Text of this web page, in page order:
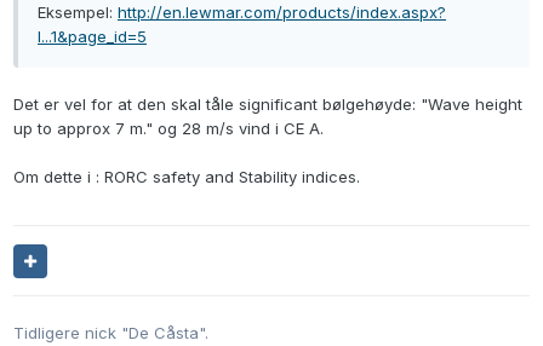
Eksempel: http://en.lewmar.com/products/index.aspx?
l...1&page_id=5
Det er vel for at den skal tåle significant bølgehøyde: "Wave height
up to approx 7 m." og 28 m/s vind i CE A.
Om dette i : RORC safety and Stability indices.
Tidligere nick "De Cåsta".